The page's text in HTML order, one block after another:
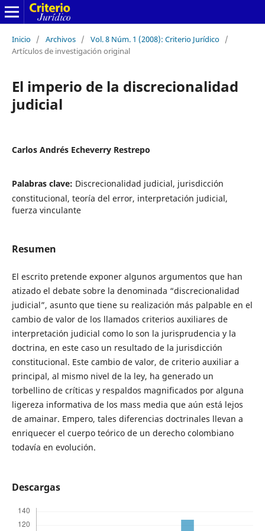
Inicio / Archivos / Vol. 8 Núm. 1 (2008): Criterio Jurídico /
Artículos de investigación original
El imperio de la discrecionalidad
judicial
Carlos Andrés Echeverry Restrepo
Palabras clave: Discrecionalidad judicial, jurisdicción
constitucional, teoría del error, interpretación judicial,
fuerza vinculante
Resumen
El escrito pretende exponer algunos argumentos que han
atizado el debate sobre la denominada “discrecionalidad
judicial”, asunto que tiene su realización más palpable en el
cambio de valor de los llamados criterios auxiliares de
interpretación judicial como lo son la jurisprudencia y la
doctrina, en este caso un resultado de la jurisdicción
constitucional. Este cambio de valor, de criterio auxiliar a
principal, al mismo nivel de la ley, ha generado un
torbellino de críticas y respaldos magnificados por alguna
ligereza informativa de los mass media que aún está lejos
de amainar. Empero, tales diferencias doctrinales llevan a
enriquecer el cuerpo teórico de un derecho colombiano
todavía en evolución.
Descargas